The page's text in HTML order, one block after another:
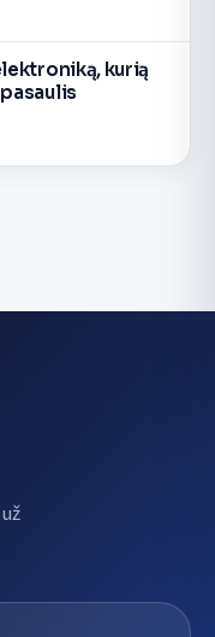
kurią